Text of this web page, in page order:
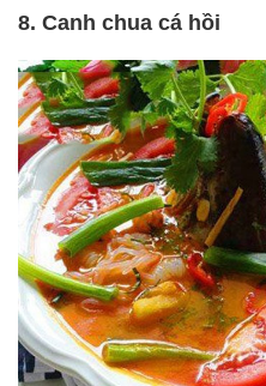
8. Canh chua cá hồi